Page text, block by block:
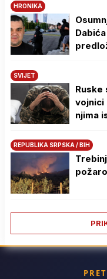
HRONIKA
SVIJET
Ruske
vojnici
njima
REPUBLIKA SRPSKA / BIH